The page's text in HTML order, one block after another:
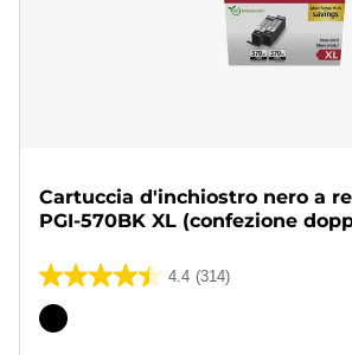
Cartuccia d'inchiostro nero a
PGI-570BK XL (confezione
4.4 (314)
4.4
su
Cartuccia